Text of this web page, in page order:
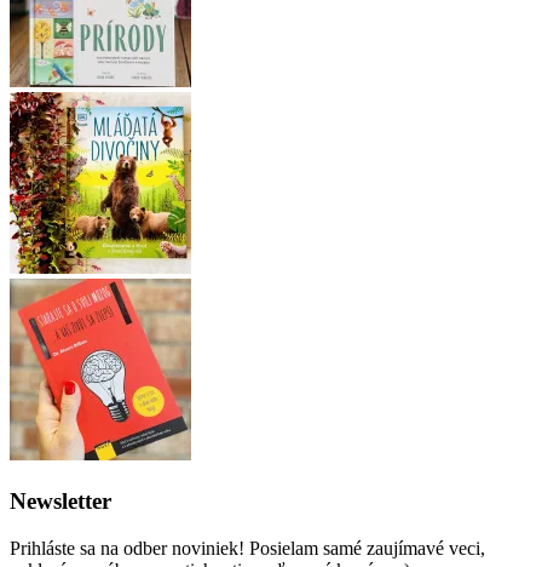
Newsletter
Prihláste sa na odber noviniek! Posielam samé zaujímavé veci,